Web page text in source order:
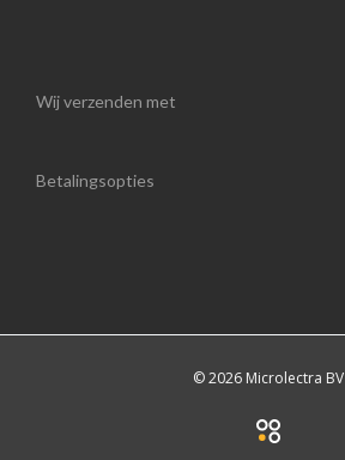
Wij verzenden met
Betalingsopties
© 2026 Microlectra BV